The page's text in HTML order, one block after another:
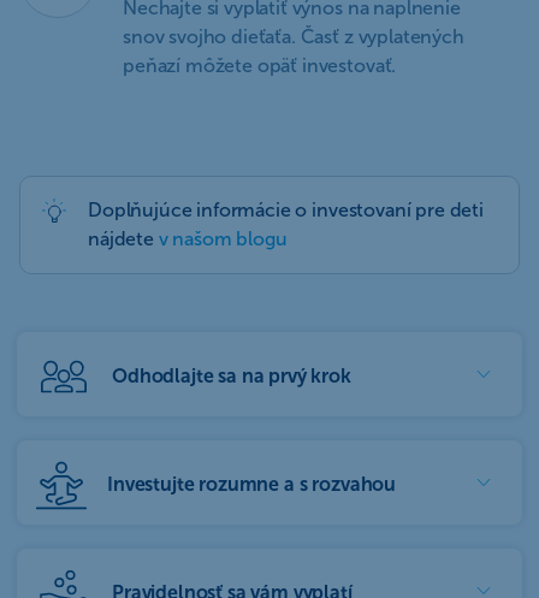
Nechajte si vyplatiť výnos na naplnenie
snov svojho dieťaťa. Časť z vyplatených
peňazí môžete opäť investovať.
Doplňujúce informácie o investovaní pre deti
nájdete v našom blogu
Odhodlajte sa na prvý krok
Investujte rozumne a s rozvahou
Pravidelnosť sa vám vyplatí